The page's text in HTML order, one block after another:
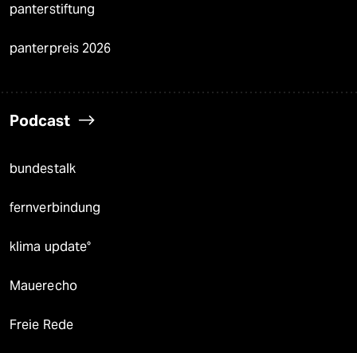
panterstiftung
panterpreis 2026
Podcast
bundestalk
fernverbindung
klima update°
Mauerecho
Freie Rede